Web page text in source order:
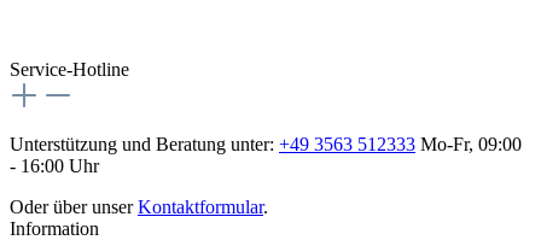
Service-Hotline
Unterstützung und Beratung unter: +49 3563 512333 Mo-Fr, 09:00
- 16:00 Uhr
Oder über unserKontaktformular.
Information